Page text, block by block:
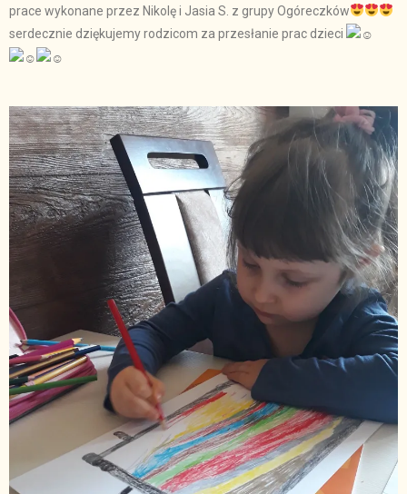
prace wykonane przez Nikolę i Jasia S. z grupy Ogóreczków
serdecznie dziękujemy rodzicom za przesłanie prac dzieci